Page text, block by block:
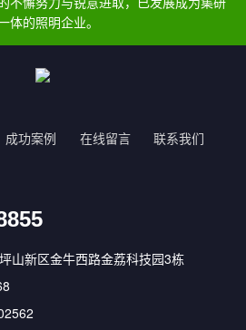
的照明企业。
成功案例 在线留言 联系我们
山新区金牛西路金荔科技园3栋